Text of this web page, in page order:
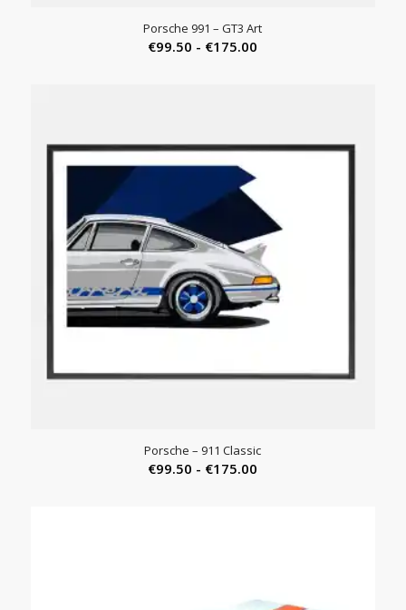
Porsche 991 – GT3 Art
€99.50 - €175.00
Porsche – 911 Classic
€99.50 - €175.00